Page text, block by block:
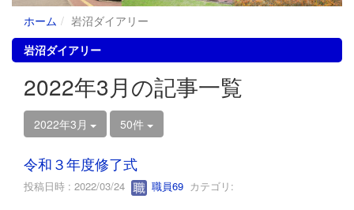
ホーム
岩沼ダイアリー
岩沼ダイアリー
2022年3月の記事一覧
2022年3月 50件
令和３年度修了式
投稿日時 : 2022/03/24 職員69 カテゴリ: